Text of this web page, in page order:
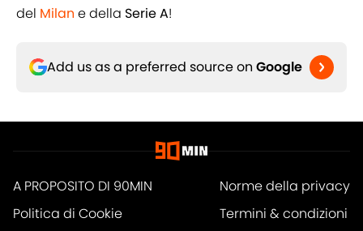
del Milan e della Serie A!
Add us as a preferred source on Google
A PROPOSITO DI 90MIN
Norme della privacy
Politica di Cookie
Termini & condizioni